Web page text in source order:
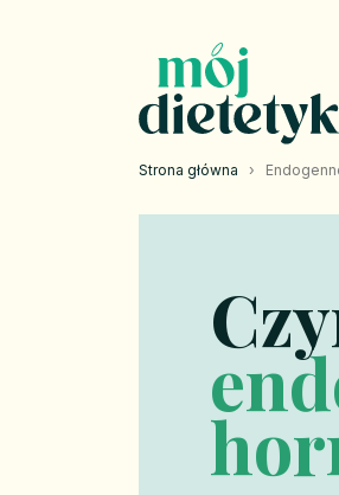
Strona główna ›